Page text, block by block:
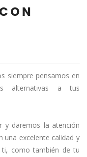
siempre pensamos en
alternativas a tus
y daremos la atención
una excelente calidad y
ti, como también de tu